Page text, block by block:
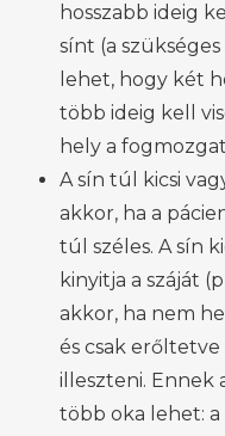
hosszabb ideig
sínt (a
lehet, hogy két
több ideig kell
hely a
A sín túl kicsi
akkor, ha a
túl széles. A sín
kinyitja a száját
akkor, ha nem
és csak
illeszteni. Ennek
több oka lehet: a